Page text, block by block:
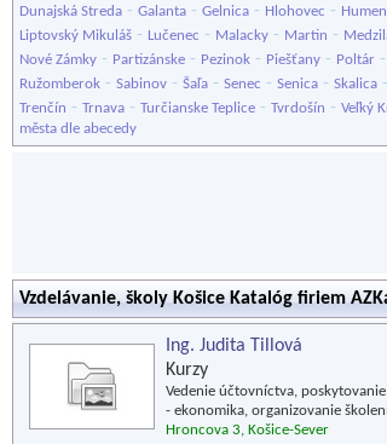
Dunajská Streda - Galanta - Gelnica - Hlohovec -
Liptovský Mikuláš - Lučenec - Malacky - Martin -
Nové Zámky - Partizánske - Pezinok - Piešťany - Poltár -
Ružomberok - Sabinov - Šaľa - Senec - Senica - Skalica -
Trenčín - Trnava - Turčianske Teplice - Tvrdošín - Veľký
města dle abecedy
Vzdelávanie, školy Košice Katalóg firiem
Ing. Judita Tillová
Kurzy
Vedenie účtovníctva,
- ekonomika, organizovanie
Hroncova 3, Košice-Sever